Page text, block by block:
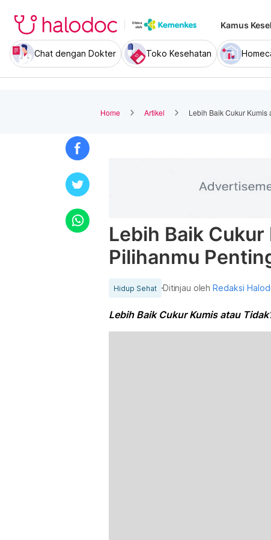
Kamus
Chat dengan Dokter Toko Kesehatan
Home Artikel Lebih Baik Cukur
Lebih Baik
Pilihanmu
Hidup Sehat Ditinjau olehRedaksi
Lebih Baik Cukur Kumis atau